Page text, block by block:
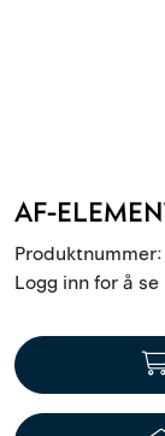
AF-
Produktnummer:
Logg inn for å
Vanntetting
Verktøy og
Tjenester